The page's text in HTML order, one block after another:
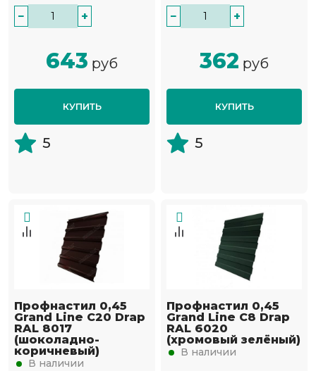
− +
643 руб
КУПИТЬ
5
− +
362 руб
КУПИТЬ
5
Профнастил 0,45
Grand Line С20 Drap
RAL 8017
(шоколадно-
коричневый)
В наличии
Профнастил 0,45
Grand Line С8 Drap
RAL 6020
(хромовый зелёный)
В наличии